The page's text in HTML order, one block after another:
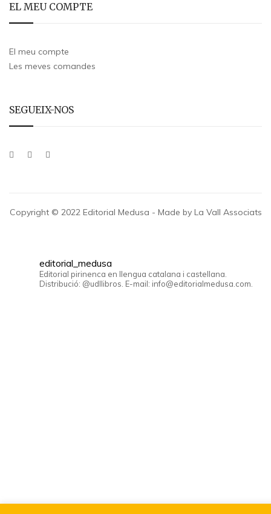
EL MEU COMPTE
El meu compte
Les meves comandes
SEGUEIX-NOS
Copyright © 2022 Editorial Medusa - Made by La Vall Associats
editorial_medusa
Editorial pirinenca en llengua catalana i castellana.
Distribució: @udllibros. E-mail: info@editorialmedusa.com.